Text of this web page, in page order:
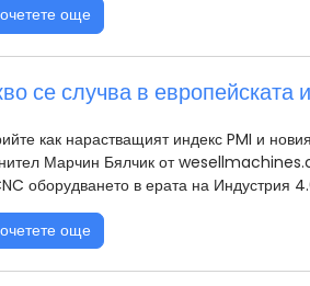
още
се случва в
как нарастващият индекс PMI и
Марчин Бялчик от
оборудването в ерата на Индустрия
още